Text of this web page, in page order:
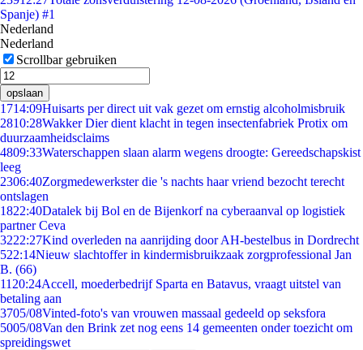
Spanje) #1
Nederland
Nederland
Scrollbar gebruiken
opslaan
1714:09Huisarts per direct uit vak gezet om ernstig alcoholmisbruik
2810:28Wakker Dier dient klacht in tegen insectenfabriek Protix om
duurzaamheidsclaims
4809:33Waterschappen slaan alarm wegens droogte: Gereedschapskist
leeg
2306:40Zorgmedewerkster die 's nachts haar vriend bezocht terecht
ontslagen
1822:40Datalek bij Bol en de Bijenkorf na cyberaanval op logistiek
partner Ceva
3222:27Kind overleden na aanrijding door AH-bestelbus in Dordrecht
522:14Nieuw slachtoffer in kindermisbruikzaak zorgprofessional Jan
B. (66)
11 20:24Accell, moederbedrijf Sparta en Batavus, vraagt uitstel van
betaling aan
3705/08Vinted-foto's van vrouwen massaal gedeeld op seksfora
5005/08Van den Brink zet nog eens 14 gemeenten onder toezicht om
spreidingswet